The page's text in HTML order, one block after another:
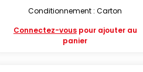
Conditionnement : Carton
Connectez-vouspour ajouter au
panier